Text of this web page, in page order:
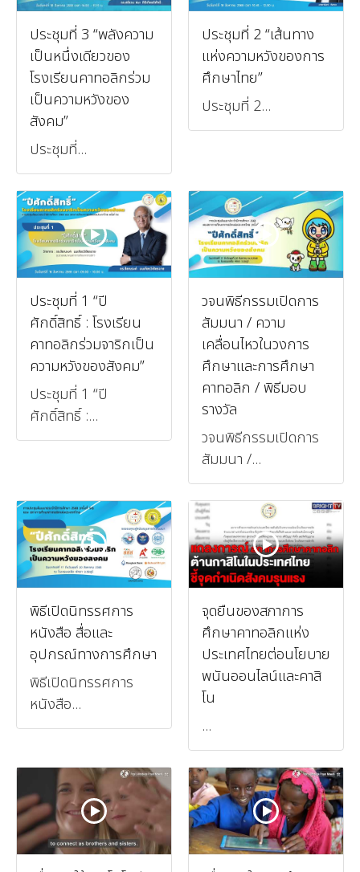
ประชุมที่ 3 “พลังความ
เป็นหนึ่งเดียวของ
โรงเรียนคาทอลิกร่วม
เป็นความหวังของ
สังคม”
ประชุมที่...
ประชุมที่ 2 “เส้นทาง
แห่งความหวังของการ
ศึกษาไทย”
ประชุมที่ 2...
ประชุมที่ 1 “ปี
ศักดิ์สิทธิ์ : โรงเรียน
คาทอลิกร่วมจาริกเป็น
ความหวังของสังคม”
ประชุมที่ 1 “ปี
ศักดิ์สิทธิ์ :...
วจนพิธีกรรมเปิดการ
สัมมนา / ความ
เคลื่อนไหวในวงการ
ศึกษาและการศึกษา
คาทอลิก / พิธีมอบ
รางวัล
วจนพิธีกรรมเปิดการ
สัมมนา /...
พิธีเปิดนิทรรศการ
หนังสือ สื่อและ
อุปกรณ์ทางการศึกษา
พิธีเปิดนิทรรศการ
หนังสือ...
จุดยืนของสภาการ
ศึกษาคาทอลิกแห่ง
ประเทศไทยต่อนโยบาย
พนันออนไลน์และคาสิ
โน
...